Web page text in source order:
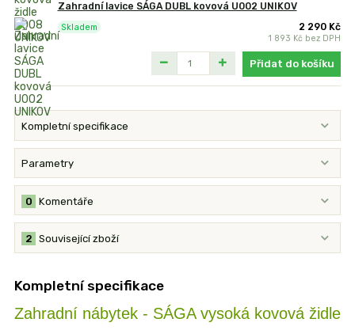
Zahradní lavice SÁGA DUBL kovová U002 UNIKOV
2 290 Kč
1 893 Kč bez DPH
Skladem
Přidat do košíku
Kompletní specifikace
Parametry
Komentáře
0
Související zboží
2
Kompletní specifikace
Zahradní nábytek - SÁGA vysoká kovová židle